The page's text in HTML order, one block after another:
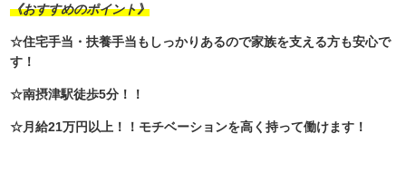
《おすすめのポイント》
☆住宅手当・扶養手当もしっかりあるので家族を支える方も安心で
す！
☆南摂津駅徒歩5分！！
☆月給21万円以上！！モチベーションを高く持って働けます！